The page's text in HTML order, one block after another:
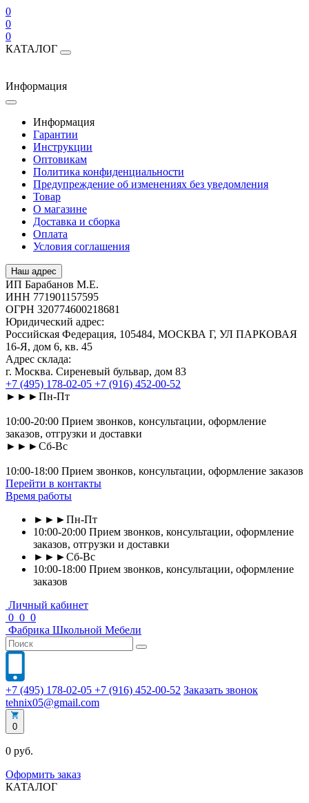
0
0
0
КАТАЛОГ
Информация
Информация
Гарантии
Инструкции
Оптовикам
Политика конфиденциальности
Предупреждение об изменениях без уведомления
Товар
О магазине
Доставка и сборка
Оплата
Условия соглашения
Наш адрес
ИП Барабанов М.Е.
ИНН 771901157595
ОГРН 320774600218681
Юридический адрес:
Российская Федерация, 105484, МОСКВА Г, УЛ ПАРКОВАЯ
16-Я, дом 6, кв. 45
Адрес склада:
г. Москва. Сиреневый бульвар, дом 83
+7 (495) 178-02-05 +7 (916) 452-00-52
►►►Пн-Пт
10:00-20:00 Прием звонков, консультации, оформление
заказов, отгрузки и доставки
►►►Сб-Вс
10:00-18:00 Прием звонков, консультации, оформление заказов
Перейти в контакты
Время работы
►►►Пн-Пт
10:00-20:00 Прием звонков, консультации, оформление
заказов, отгрузки и доставки
►►►Сб-Вс
10:00-18:00 Прием звонков, консультации, оформление
заказов
Личный кабинет
0 0 0
Фабрика Школьной Мебели
+7 (495) 178-02-05 +7 (916) 452-00-52 Заказать звонок
tehnix05@gmail.com
0
0 руб.
Оформить заказ
КАТАЛОГ